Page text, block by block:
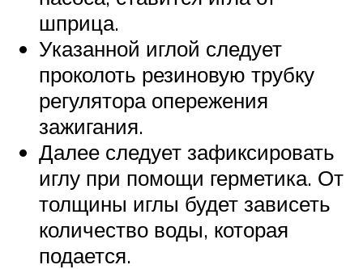
шприца.
Указанной иглой следует
проколоть резиновую трубку
регулятора опережения
зажигания.
Далее следует зафиксировать
иглу при помощи герметика. От
толщины иглы будет зависеть
количество воды, которая
подается.